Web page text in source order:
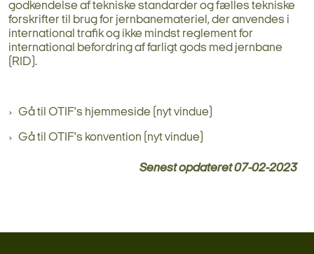
godkendelse af tekniske standarder og fælles tekniske
forskrifter til brug for jernbanemateriel, der anvendes i
international trafik og ikke mindst reglement for
international befordring af farligt gods med jernbane
(RID).
Gå til OTIF's hjemmeside (nyt vindue)
Gå til OTIF's konvention (nyt vindue)
Senest opdateret07-02-2023